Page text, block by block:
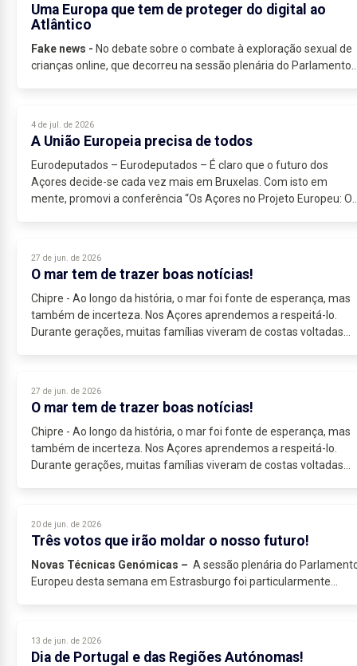
Uma Europa que tem de proteger do digital ao
Atlântico
Fake news - No debate sobre o combate à exploração sexual de
crianças online, que decorreu na sessão plenária do
4 de jul. de 2026
A União Europeia precisa de todos
Eurodeputados – Eurodeputados – É claro que o futuro dos
Açores decide-se cada vez mais em Bruxelas. Com isto em
mente, promovi a conferência “Os Açores no Projeto Europeu: O
27 de jun. de 2026
O mar tem de trazer boas notícias!
Chipre - Ao longo da história, o mar foi fonte de esperança, mas
também de incerteza. Nos Açores aprendemos a respeitá-lo.
Durante gerações, muitas famílias viveram de costas voltadas
27 de jun. de 2026
O mar tem de trazer boas notícias!
Chipre - Ao longo da história, o mar foi fonte de esperança, mas
também de incerteza. Nos Açores aprendemos a respeitá-lo.
Durante gerações, muitas famílias viveram de costas voltadas
20 de jun. de 2026
Três votos que irão moldar o nosso futuro!
Novas Técnicas Genómicas – A sessão plenária do
Europeu desta semana em Estrasburgo foi particularmente...
13 de jun. de 2026
Dia de Portugal e das Regiões Autónomas!